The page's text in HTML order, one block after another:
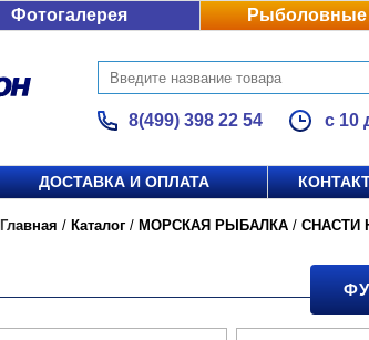
Фотогалерея Рыболовные
8(499) 398 22 54 с 10
ДОСТАВКА И ОПЛАТА
Главная / Каталог / МОРСКАЯ РЫБАЛКА / СНАСТИ